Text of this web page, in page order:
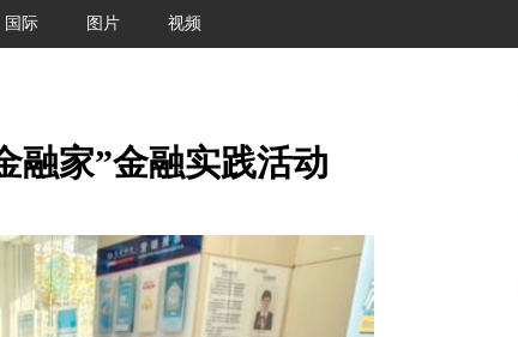
国际 图片 视频
融家”金融实践活动